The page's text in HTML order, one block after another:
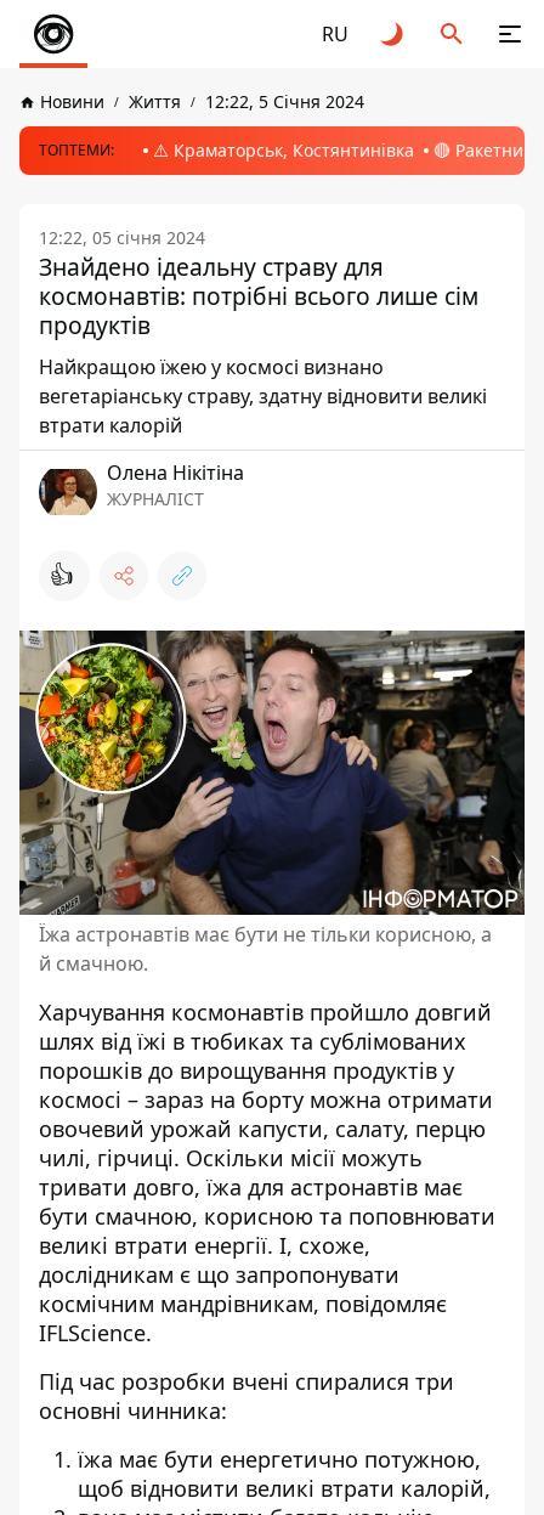
RU
Новини Життя 12:22, 5 Січня 2024
ТОПТЕМИ: ⚠️ Краматорськ, Костянтинівка 🔴 Ракетний
12:22, 05 січня 2024
Знайдено ідеальну страву для
космонавтів: потрібні всього лише сім
продуктів
Найкращою їжею у космосі визнано
вегетаріанську страву, здатну відновити великі
втрати калорій
Олена Нікітіна
ЖУРНАЛІСТ
👍
Їжа астронавтів має бути не тільки корисною, а
й смачною.
Харчування космонавтів пройшло довгий
шлях від їжі в тюбиках та сублімованих
порошків до вирощування продуктів у
космосі – зараз на борту можна отримати
овочевий урожай капусти, салату, перцю
чилі, гірчиці. Оскільки місії можуть
тривати довго, їжа для астронавтів має
бути смачною, корисною та поповнювати
великі втрати енергії. І, схоже,
дослідникам є що запропонувати
космічним мандрівникам, повідомляє
IFLScience.
Під час розробки вчені спиралися три
основні чинника:
їжа має бути енергетично потужною,
щоб відновити великі втрати калорій,